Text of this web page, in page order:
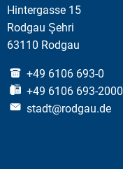
Hintergasse 15
Rodgau Şehri
63110 Rodgau
+49 6106 693-0
+49 6106 693-2000
stadt@rodgau.de